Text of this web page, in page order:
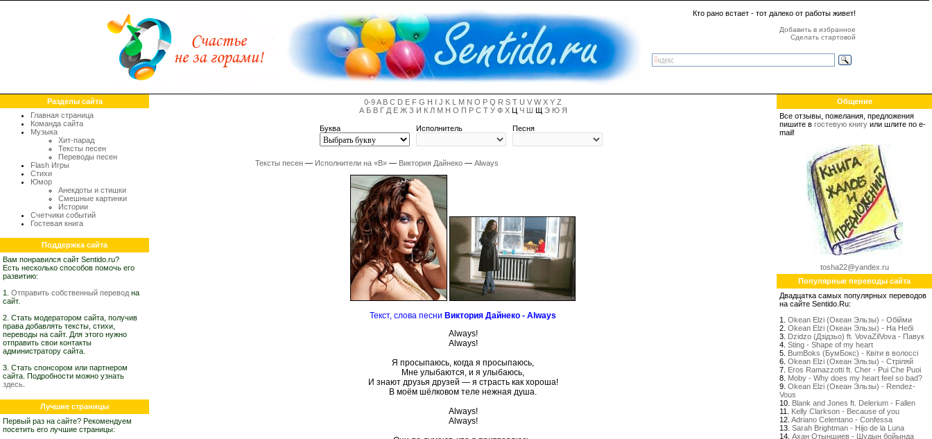
Кто рано встает - тот далеко от работы живет!
Добавить в избранное
Сделать стартовой
Разделы сайта
Главная страница
Команда сайта
Музыка
Хит-парад
Тексты песен
Переводы песен
Flash Игры
Стихи
Юмор
Анекдоты и стишки
Смешные картинки
Истории
Счетчики событий
Гостевая книга
Поддержка сайта
Вам понравился сайт Sentido.ru?
Есть несколько способов помочь его
развитию:
1. Отправить собственный перевод на
сайт.
2. Стать модератором сайта, получив
права добавлять тексты, стихи,
переводы на сайт. Для этого нужно
отправить свои контакты
администратору сайта.
3. Стать спонсором или партнером
сайта. Подробности можно узнать
здесь
Лучшие страницы
Первый раз на сайте? Рекомендуем
посетить его лучшие страницы:
0-9A B C D E F G H I J K L M N O P Q R S T U V W X Y Z
А Б В Г Д Е Ж З И К Л М Н О П Р С Т У Ф ХЦ Ч ШЩ Э Ю Я
Буква Исполнитель Песня
Тексты песен— Исполнители на «В»— Виктория Дайнеко— Always
Текст, слова песни Виктория Дайнеко - Always
Always!
Always!
Я просыпаюсь, когда я просыпаюсь,
Мне улыбаются, и я улыбаюсь,
И знают друзья друзей — я страсть как хороша!
В моём шёлковом теле нежная душа.
Always!
Always!
Общение
Все отзывы, пожелания, предложения
пишите в гостевую книгу или шлите по e-
mail!
tosha22@yandex.ru
Популярные переводы сайта
Двадцатка самых популярных переводов
на сайте Sentido.Ru:
1. Okean Elzi (Океан Эльзы) - Обійми
2. Okean Elzi (Океан Эльзы) - На Небі
3. Dzidzo (Дзідзьо) ft. VovaZilVova - Павук
4. Sting - Shape of my heart
5. BumBoks (БумБокс) - Квіти в волоссі
6. Okean Elzi (Океан Эльзы) - Стрiляй
7. Eros Ramazzotti ft. Cher - Pui Che Puoi
8. Moby - Why does my heart feel so bad?
9. Okean Elzi (Океан Эльзы) - Rendez-
Vous
10. Blank and Jones ft. Delerium - Fallen
11. Kelly Clarkson - Because of you
12. Adriano Celentano - Confessa
13. Sarah Brightman - Hijo de la Luna
14. Ахан Отыншиев - Шудын бойында